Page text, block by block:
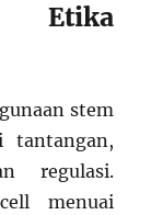
Etika
stem
tantangan,
regulasi.
menuai